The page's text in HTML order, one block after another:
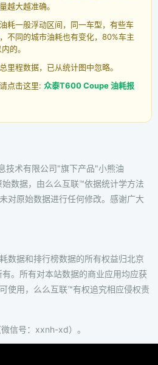
越大越准确。
耗一般浮动区间，同一车型，有些车
不同的城市油耗也有变化，80%车主
的。
里程数据，已从统计图中忽略。
点击这里: 众泰T600 Coupe 油耗报
技术有限公司"旗下产品"小熊油
数据，由么么互联™依据统计学方法
对原始数据进行任何修改。感谢广大
数据和排行榜数据的所有权益归北京
。所有对本站数据的商业应用均应获
使用，么么互联™有权追究相应侵权责
信号：xxnh-xd）。